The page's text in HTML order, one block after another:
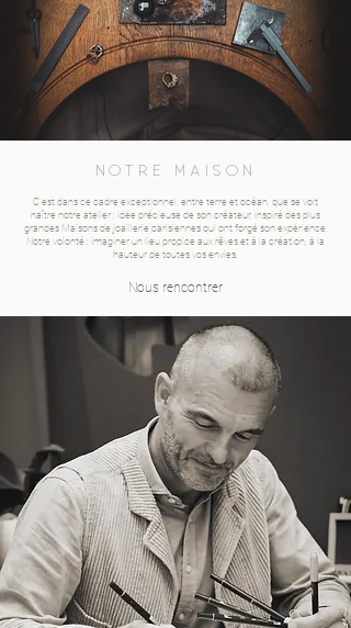
NOTRE MAISON
C'est dans ce cadre exceptionnel, entre terre et océan, que se voit
naître notre atelier : idée précieuse de son créateur, inspiré des plus
grandes Maisons de joaillerie parisiennes qui ont forgé son expérience.
Notre volonté : imaginer un lieu propice aux rêves et à la création, à la
hauteur de toutes vos envies.
Nous rencontrer